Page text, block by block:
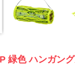
緑色 ハンガン